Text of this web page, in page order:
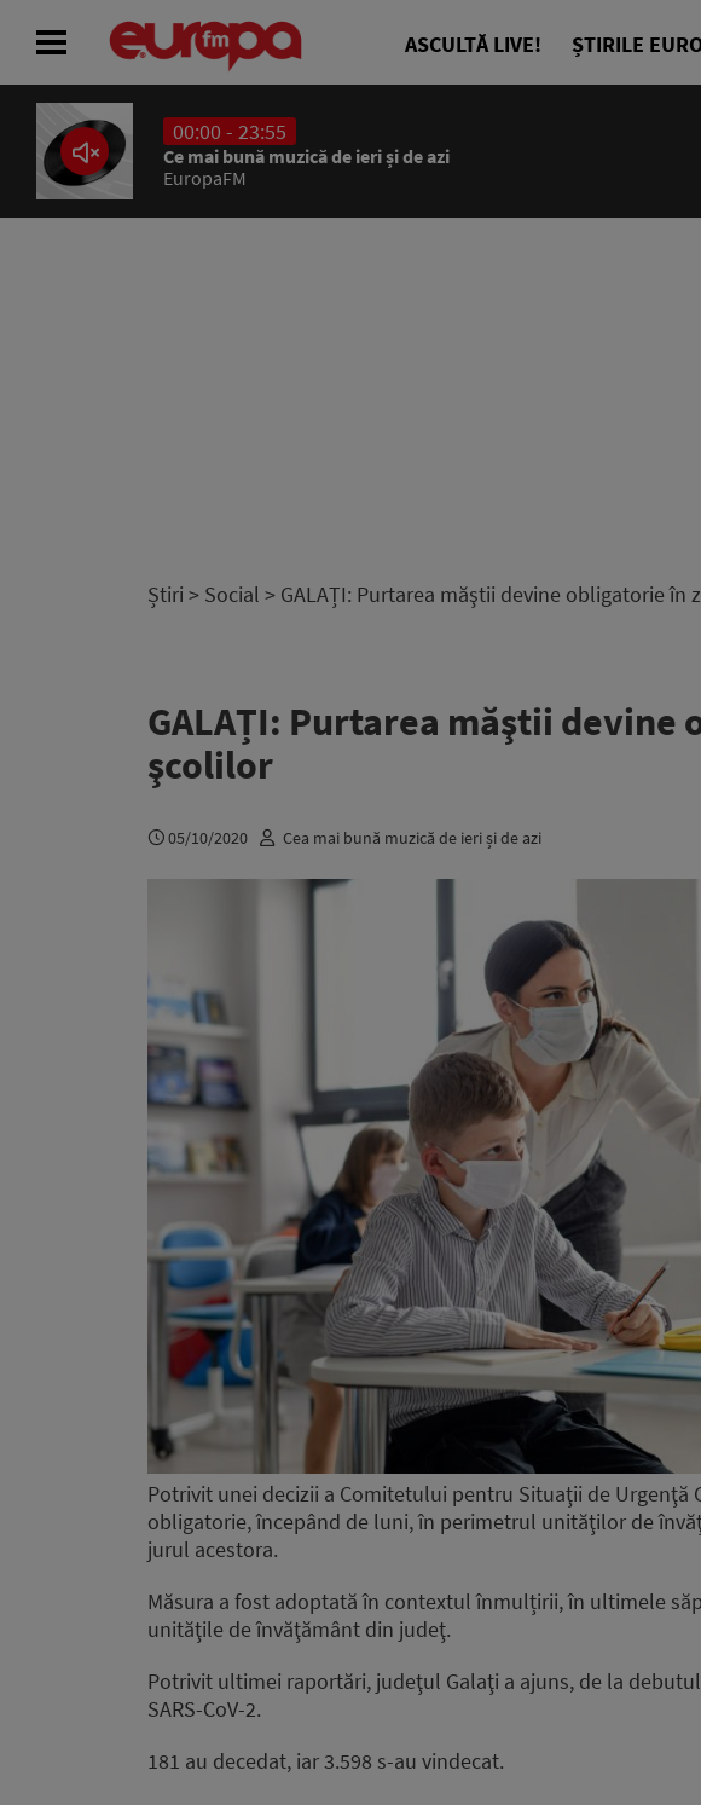
ASCULTĂ LIVE! ȘTIRILE
00:00 - 23:55
Ce mai bună muzică de ieri și de azi
EuropaFM
Știri > Social > GALAȚI: Purtarea măştii devine obligatorie în
GALAȚI: Purtarea măştii devine
şcolilor
05/10/2020 Cea mai bună muzică de ieri și de azi
Potrivit unei decizii a Comitetului pentru Situaţii de Urgenţă
obligatorie, începând de luni, în perimetrul unităţilor de
jurul acestora.
Măsura a fost adoptată în contextul înmulțirii, în ultimele
unităţile de învăţământ din judeţ.
Potrivit ultimei raportări, judeţul Galaţi a ajuns, de la
SARS-CoV-2.
181 au decedat, iar 3.598 s-au vindecat.
ACASĂ
ȘTIRI